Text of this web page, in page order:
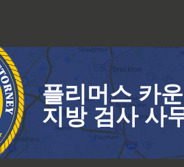
플리머스 카운
지방 검사 사